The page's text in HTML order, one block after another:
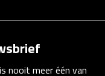
nooit meer één van